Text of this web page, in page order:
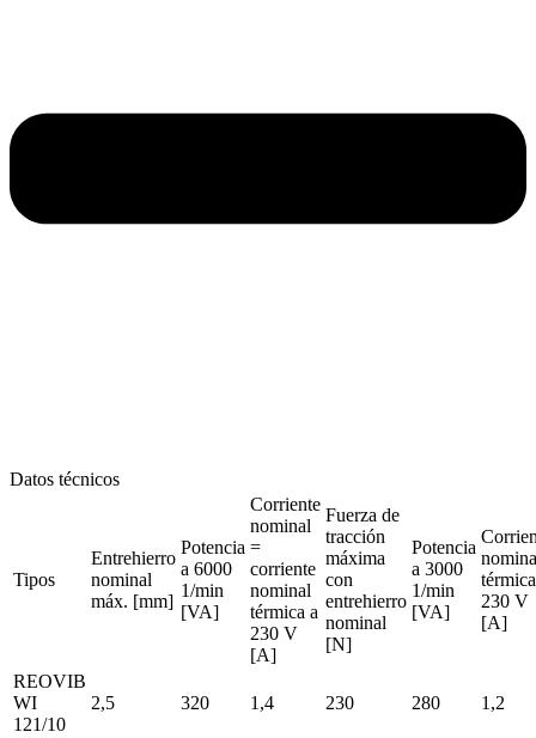
Datos técnicos
Tipos
Entrehierro
nominal
máx. [mm]
Potencia
a 6000
1/min
[VA]
Corriente
nominal
=
corriente
nominal
térmica a
230 V
[A]
Fuerza de
tracción
máxima
con
entrehierro
nominal
[N]
Potencia
a 3000
1/min
[VA]
230 V
[A]
REOVIB
WI
121/10
2,5 320 1,4 230 280 1,2